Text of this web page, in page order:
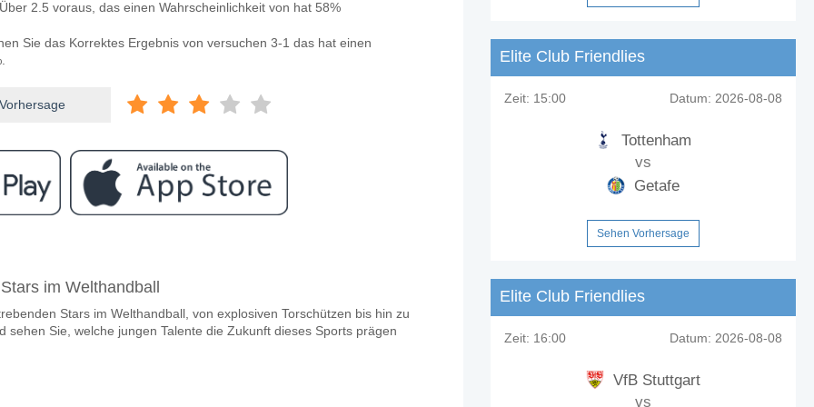
2.5 voraus, das einen Wahrscheinlichkeit von hat 58%
Sie das Korrektes Ergebnis von versuchen 3-1 das hat einen
v FK Pribram 06 May 2026 17:00.
zwischen dem zu gewinnen ist SK Artis Brno v FK Pribram?
den Spiel, mit einer Wahrscheinlichkeit von 62%
Spiel punkten SK Artis Brno v FK Pribram?
im Welthandball
Stars im Welthandball, von explosiven Torschützen bis hin zu
sehen Sie, welche jungen Talente die Zukunft dieses Sports prägen
Elite Club Friendlies
Zeit: 15:00 Datum: 2026-08-08
Tottenham
vs
Getafe
Sehen Vorhersage
Elite Club Friendlies
Zeit: 16:00 Datum: 2026-08-08
VfB Stuttgart
vs